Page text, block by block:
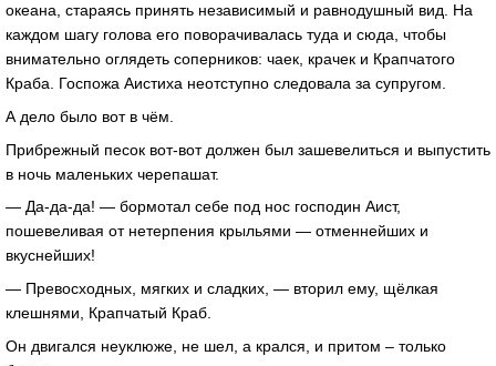
океана, стараясь принять независимый и равнодушный вид. На
каждом шагу голова его поворачивалась туда и сюда, чтобы
внимательно оглядеть соперников: чаек, крачек и Крапчатого
Краба. Госпожа Аистиха неотступно следовала за супругом.
А дело было вот в чём.
Прибрежный песок вот-вот должен был зашевелиться и выпустить
в ночь маленьких черепашат.
— Да-да-да! — бормотал себе под нос господин Аист,
пошевеливая от нетерпения крыльями — отменнейших и
вкуснейших!
— Превосходных, мягких и сладких, — вторил ему, щёлкая
клешнями, Крапчатый Краб.
Он двигался неуклюже, не шел, а крался, и притом – только